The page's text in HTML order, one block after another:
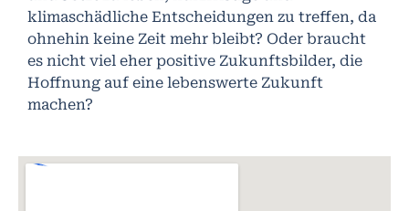
klimaschädliche Entscheidungen zu treffen, da
ohnehin keine Zeit mehr bleibt? Oder braucht
es nicht viel eher positive Zukunftsbilder, die
Hoffnung auf eine lebenswerte Zukunft
machen?